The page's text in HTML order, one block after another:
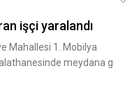
işçi yaralandı
Mahallesi 1. Mobilya
meydana g